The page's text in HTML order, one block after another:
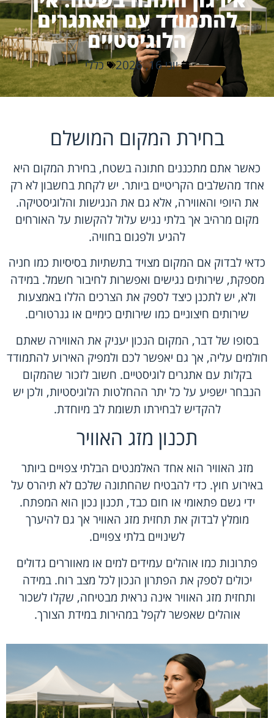
להתמודד עם האתגרים
הלוגיסטיים
יוני 16, 2026 כללי
בחירת המקום המושלם
כאשר אתם מתכננים חתונה בשטח, בחירת המקום היא
אחד מהשלבים הקריטיים ביותר. יש לקחת בחשבון לא רק
את היופי והאווירה, אלא גם את הנגישות והלוגיסטיקה.
מקום מרהיב אך בלתי נגיש עלול להקשות על האורחים
להגיע ולפגום בחוויה.
כדאי לבדוק אם המקום מצויד בתשתיות בסיסיות כמו חניה
מספקת, שירותים נגישים ואפשרות לחיבור חשמל. במידה
ולא, יש לתכנן כיצד לספק את הצרכים הללו באמצעות
שירותים חיצוניים כמו שירותים כימיים או גנרטורים.
בסופו של דבר, המקום הנכון יעניק את האווירה שאתם
חולמים עליה, אך גם יאפשר לכם ולמפיק האירוע להתמודד
בקלות עם אתגרים לוגיסטיים. חשוב לזכור שהמקום
הנבחר ישפיע על כל יתר ההחלטות הלוגיסטיות, ולכן יש
להקדיש לבחירתו תשומת לב מיוחדת.
תכנון מזג האוויר
מזג האוויר הוא אחד האלמנטים הבלתי צפויים ביותר
באירוע חוץ. כדי להבטיח שהחתונה שלכם לא תיהרס על
ידי גשם פתאומי או חום כבד, תכנון נכון הוא המפתח.
מומלץ לבדוק את תחזית מזג האוויר אך גם להיערך
לשינויים בלתי צפויים.
פתרונות כמו אוהלים עמידים למים או מאווררים גדולים
יכולים לספק את הפתרון הנכון לכל מצב רוח. במידה
ותחזית מזג האוויר אינה נראית מבטיחה, שקלו לשכור
אוהלים שאפשר לקפל במהירות במידת הצורך.